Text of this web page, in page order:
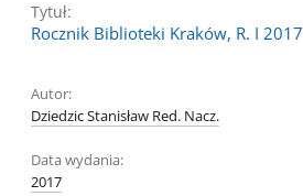
Tytuł:
Rocznik Biblioteki Kraków, R. I 2017
Autor:
Dziedzic Stanisław Red. Nacz.
Data wydania:
2017